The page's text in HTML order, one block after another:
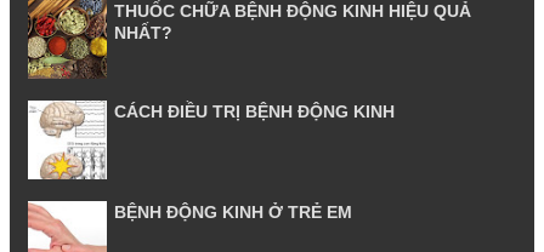
THUỐC CHỮA BỆNH ĐỘNG KINH HIỆU QUẢ
NHẤT?
CÁCH ĐIỀU TRỊ BỆNH ĐỘNG KINH
BỆNH ĐỘNG KINH Ở TRẺ EM